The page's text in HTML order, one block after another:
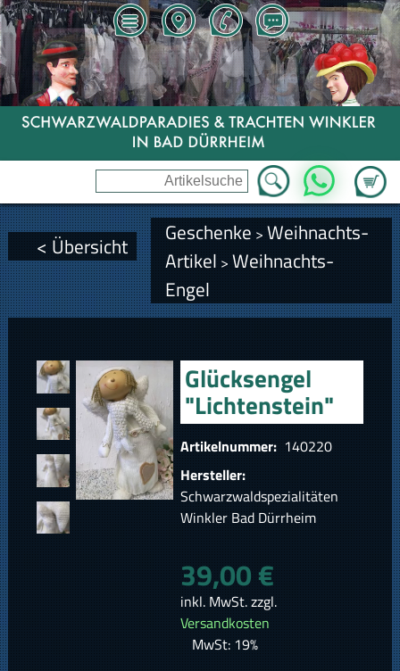
Zum
WhatsApp
< Übersicht Geschenke > Weihnachts-
Artikel > Weihnachts-
Engel
Glücksengel
"Lichtenstein"
Artikelnummer: 140220
Hersteller:
Schwarzwaldspezialitäten
Winkler Bad Dürrheim
39,00 €
inkl. MwSt. zzgl.
Versandkosten
MwSt: 19%